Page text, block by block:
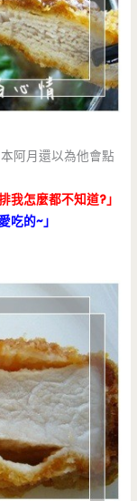
阿月還以為他會點
我怎麼都不知道?」
吃的~」